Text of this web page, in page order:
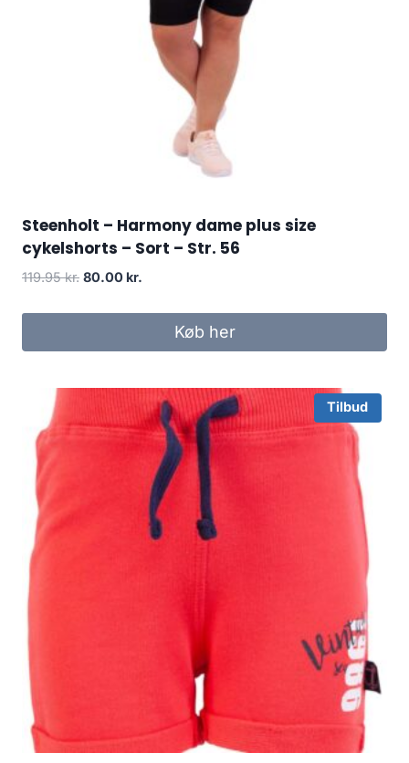
Steenholt – Harmony dame plus size
cykelshorts – Sort – Str. 56
119.95kr. Original
was:
80.00 kr.
is:
80.00 kr..Køb her
Tilbud